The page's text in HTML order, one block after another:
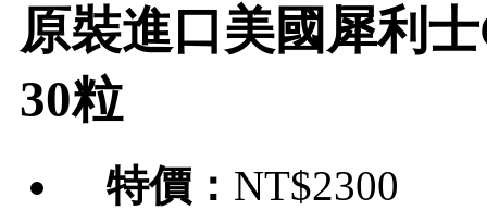
原裝進口美國犀利
30粒
特價： NT$2300